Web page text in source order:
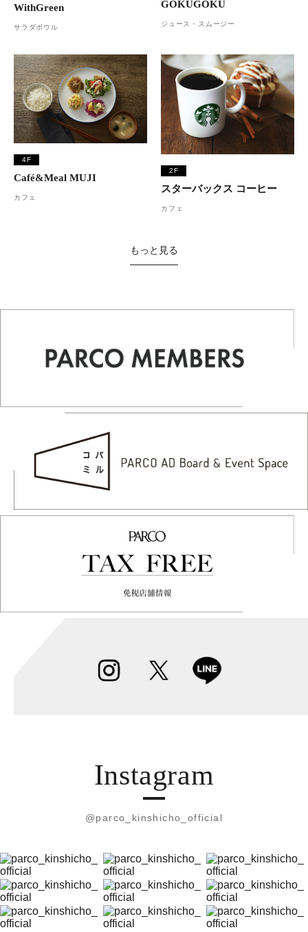
WithGreen
サラダボウル
GOKUGOKU
ジュース・スムージー
4F
Café&Meal MUJI
カフェ
2F
スターバックス コーヒー
カフェ
もっと見る
Instagram
@parco_kinshicho_official